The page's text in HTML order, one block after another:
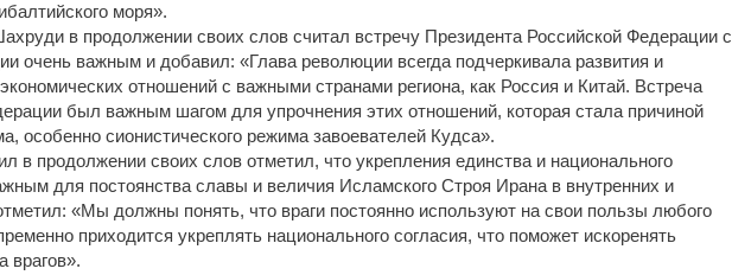
моря».
в продолжении своих слов считал встречу Президента Российской Федерации с
очень важным и добавил: «Глава революции всегда подчеркивала развития и
отношений с важными странами региона, как Россия и Китай. Встреча
был важным шагом для упрочнения этих отношений, которая стала причиной
особенно сионистического режима завоевателей Кудса».
в продолжении своих слов отметил, что укрепления единства и национального
для постоянства славы и величия Исламского Строя Ирана в внутренних и
«Мы должны понять, что враги постоянно используют на свои пользы любого
приходится укреплять национального согласия, что поможет искоренять
врагов».